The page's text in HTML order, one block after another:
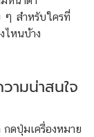
ๆ สำหรับใครที่
ไหนบ้าง
ามน่าสนใจ
ดปุ่มเครื่องหมาย